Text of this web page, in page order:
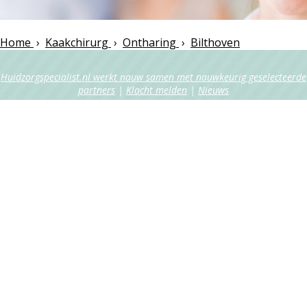
Home › Kaakchirurg › Ontharing › Bilthoven
Huidzorgspecialist.nl werkt nauw samen met nauwkeurig geselecteerde
partners | Klacht melden | Nieuws